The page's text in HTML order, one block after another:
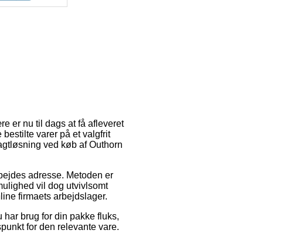
er nu til dags at få afleveret
varer på et valgfrit
ved køb af Outhorn
adresse. Metoden er
vil dog utvivlsomt
firmaets arbejdslager.
brug for din pakke fluks,
for den relevante vare.